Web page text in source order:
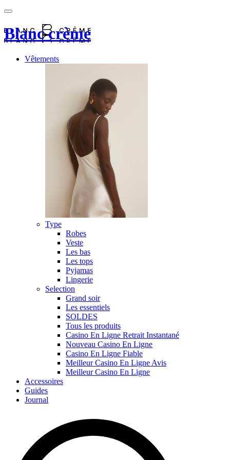
Blanc crème
Vêtements
Type
Robes
Veste
Les bas
Les tops
Pyjamas
Lingerie
Selection
Grand soir
Les essentiels
SOLDES
Tous les produits
Casino En Ligne Retrait Instantané
Nouveau Casino En Ligne
Casino En Ligne Fiable
Meilleur Casino En Ligne Avis
Meilleur Casino En Ligne
Accessoires
Guides
Journal